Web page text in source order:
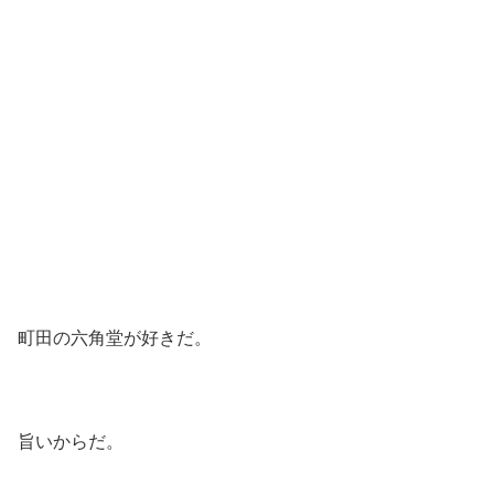
町田の六角堂が好きだ。
旨いからだ。